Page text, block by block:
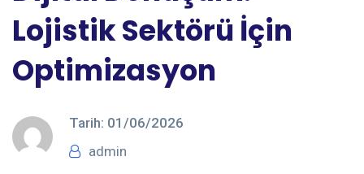
Lojistik Sektörü İçin
Optimizasyon
Tarih: 01/06/2026
admin